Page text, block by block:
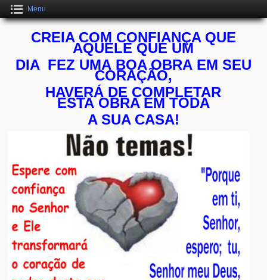
Menu
CREIA COM CONFIANÇA QUE
AQUELE QUE UM
DIA FEZ UMA BOA OBRA EM SEU
CORAÇÃO,
HAVERÁ DE COMPLETAR
ESTA OBRA EM TODA
A SUA CASA!